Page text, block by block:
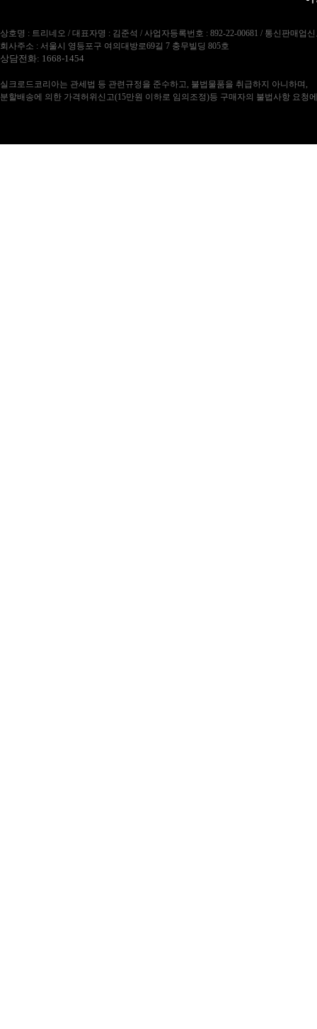
상호명 : 트리네오 / 대표자명 : 김준석 / 사업자등록번호 : 892-22-00681 / 통신판매업
회사주소 : 서울시 영등포구 여의대방로69길 7 충무빌딩 805호
상담전화: 1668-1454
실크로드코리아는 관세법 등 관련규정을 준수하고, 불법물품을 취급하지 아니하며,
분할배송에 의한 가격허위신고(15만원 이하로 임의조정)등 구매자의 불법사항 요청